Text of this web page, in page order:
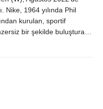
Nike, 1964 yılında Phil
kurulan, sportif
bir şekilde buluşturan